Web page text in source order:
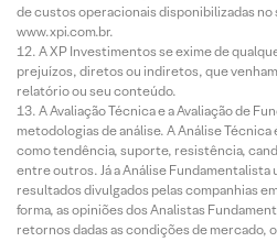
de custos operacionais disponibilizadas
www.xpi.com.br.
A XP Investimentos se exime de
prejuízos, diretos ou indiretos, que
relatório ou seu conteúdo.
A Avaliação Técnica e a Avaliação de
metodologias de análise. A Análise
como tendência, suporte, resistência,
entre outros. Já a Análise Fundamentalista
resultados divulgados pelas companhias
forma, as opiniões dos Analistas
retornos dadas as condições de mercado,